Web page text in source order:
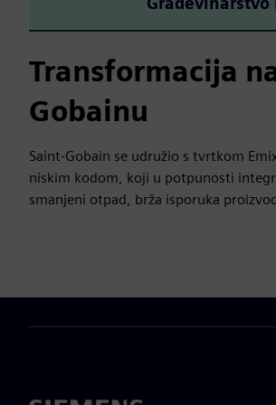
Transformacija
Gobainu
Saint‑Gobain se udružio s tvrtkom
niskim kodom, koji u potpunosti
smanjeni otpad, brža isporuka